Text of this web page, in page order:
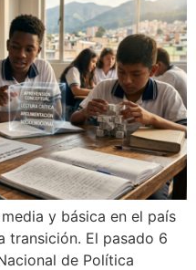
y básica en el país
transición. El pasado 6
de Política